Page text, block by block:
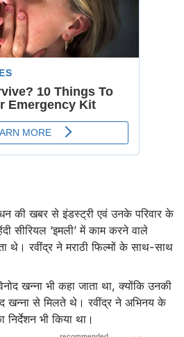
की खबर से इंडस्ट्री एवं उनके परिवार के
सीरियल ‘इमली’ में काम करने वाले
थे। रवींद्र ने मराठी फिल्मों के साथ-साथ
खन्ना भी कहा जाता था, क्योंकि उनकी
खन्ना से मिलते थे। रवींद्र ने अभिनय के
भी किया था।